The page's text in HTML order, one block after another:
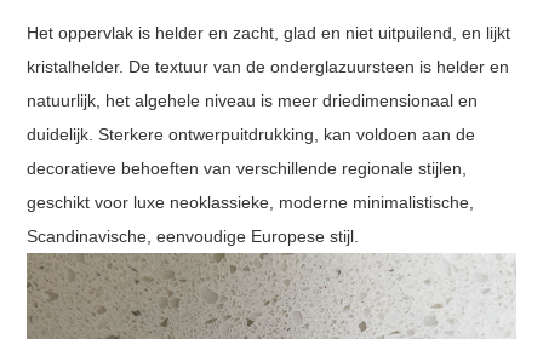
Het oppervlak is helder en zacht, glad en niet uitpuilend, en lijkt
kristalhelder. De textuur van de onderglazuursteen is helder en
natuurlijk, het algehele niveau is meer driedimensionaal en
duidelijk. Sterkere ontwerpuitdrukking, kan voldoen aan de
decoratieve behoeften van verschillende regionale stijlen,
geschikt voor luxe neoklassieke, moderne minimalistische,
Scandinavische, eenvoudige Europese stijl.